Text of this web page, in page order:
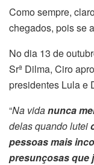
Como sempre,
chegados, pois se
No dia 13 de
Srª Dilma, Ciro
presidentes Lula e
“Na vidanunca
delas quando lutei
pessoas mais
presunçosas que